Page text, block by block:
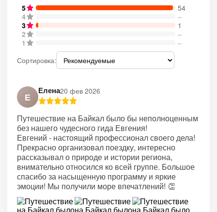
5
54
4
–
3
1
2
–
1
–
Сортировка:
Е
Елена20 фев 2026
Путешествие на Байкал было бы неполноценным
без нашего чудесного гида Евгения!
Евгений - настоящий профессионал своего дела!
Прекрасно организовал поездку, интересно
рассказывал о природе и истории региона,
внимательно относился ко всей группе. Большое
спасибо за насыщенную программу и яркие
эмоции! Мы получили море впечатлений! 👏